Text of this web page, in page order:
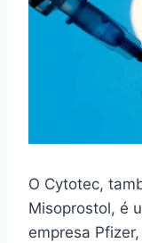
O Cytotec,
Misoprostol, é
empresa